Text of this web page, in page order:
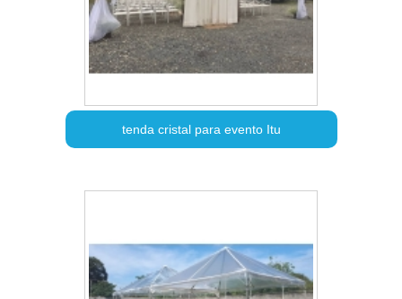
tenda cristal para evento Itu